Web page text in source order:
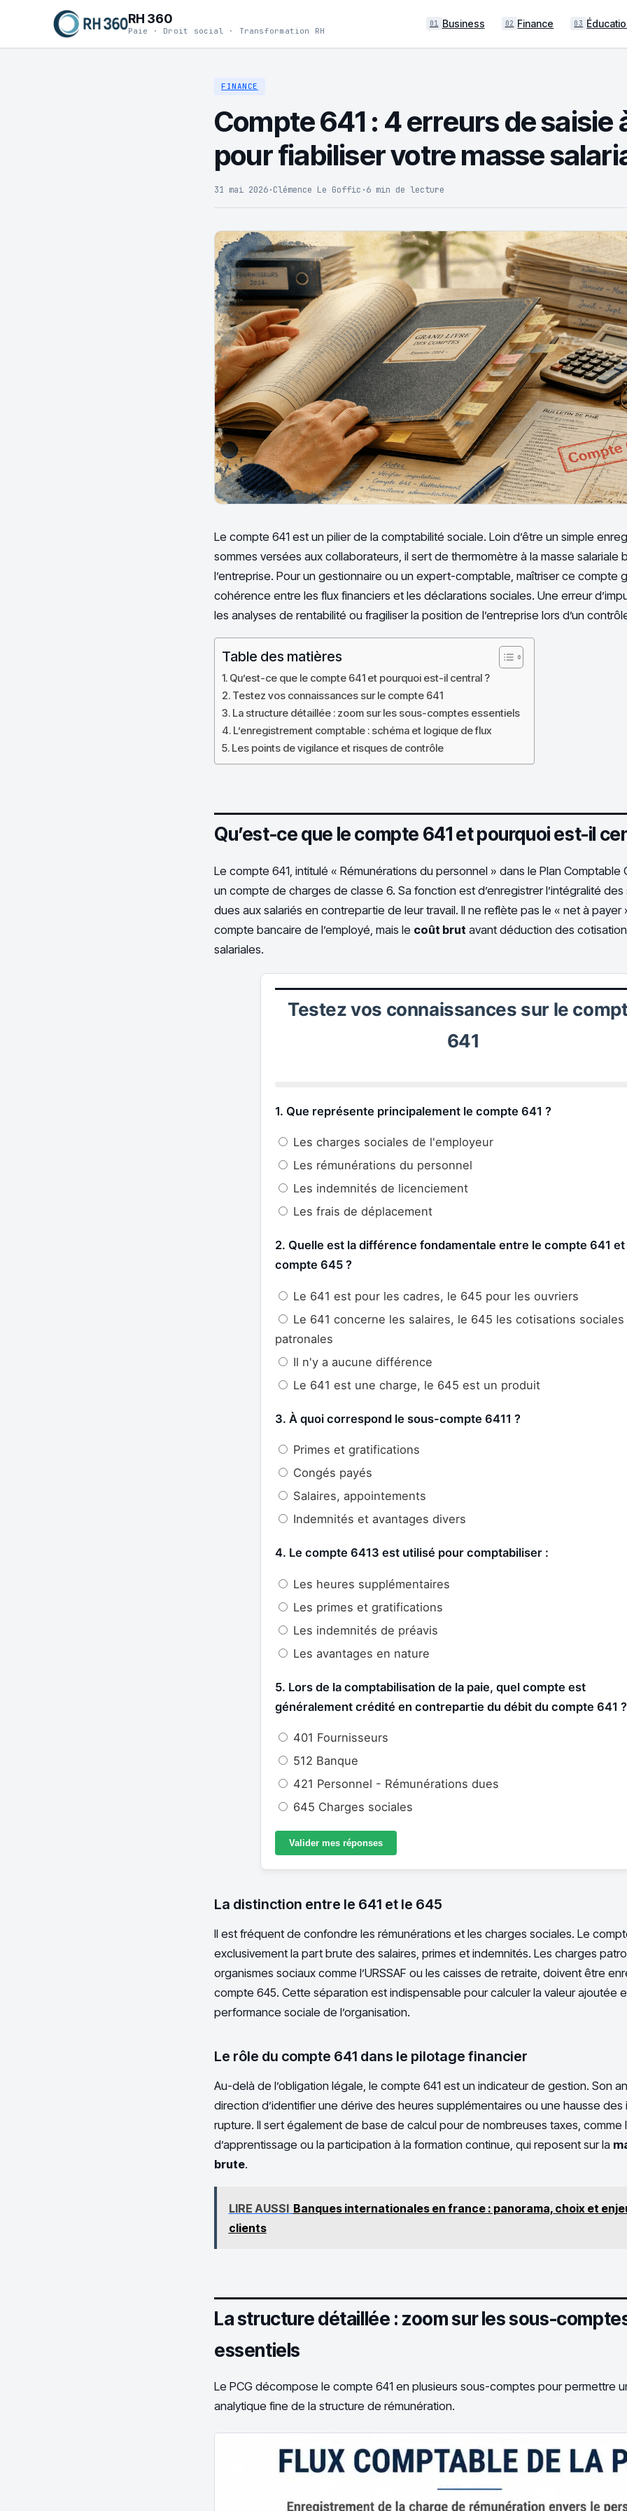
RH 360
Paie · Droit social · Transformation RH
01 Business 02 Finance 03
FINANCE
Compte 641 : 4 erreurs de saisie
pour fiabiliser votre masse
31 mai 2026·Clémence Le Goffic ·6 min de lecture
Le compte 641 est un pilier de la comptabilité sociale. Loin d’être un simple
sommes versées aux collaborateurs, il sert de thermomètre à la masse salariale
l’entreprise. Pour un gestionnaire ou un expert-comptable, maîtriser ce compte
cohérence entre les flux financiers et les déclarations sociales. Une erreur
les analyses de rentabilité ou fragiliser la position de l’entreprise lors d’un
Table des matières
Qu’est-ce que le compte 641 et pourquoi est-il central ?
Testez vos connaissances sur le compte 641
La structure détaillée : zoom sur les sous-comptes essentiels
L’enregistrement comptable : schéma et logique de flux
Les points de vigilance et risques de contrôle
Qu’est-ce que le compte 641 et pourquoi est-il
Le compte 641, intitulé « Rémunérations du personnel » dans le Plan Comptable
un compte de charges de classe 6. Sa fonction est d’enregistrer l’intégralité
dues aux salariés en contrepartie de leur travail. Il ne reflète pas le « net à payer
compte bancaire de l’employé, mais le coût brut avant déduction des
salariales.
Testez vos connaissances sur le
641
1. Que représente principalement le compte 641 ?
Les charges sociales de l'employeur
Les rémunérations du personnel
Les indemnités de licenciement
Les frais de déplacement
2. Quelle est la différence fondamentale entre le compte 641 et
compte 645 ?
Le 641 est pour les cadres, le 645 pour les ouvriers
Le 641 concerne les salaires, le 645 les cotisations sociales
patronales
Il n'y a aucune différence
Le 641 est une charge, le 645 est un produit
3. À quoi correspond le sous-compte 6411 ?
Primes et gratifications
Congés payés
Salaires, appointements
Indemnités et avantages divers
4. Le compte 6413 est utilisé pour comptabiliser :
Les heures supplémentaires
Les primes et gratifications
Les indemnités de préavis
Les avantages en nature
5. Lors de la comptabilisation de la paie, quel compte est
généralement crédité en contrepartie du débit du compte 641 ?
401 Fournisseurs
512 Banque
421 Personnel - Rémunérations dues
645 Charges sociales
Valider mes réponses
La distinction entre le 641 et le 645
Il est fréquent de confondre les rémunérations et les charges sociales. Le
exclusivement la part brute des salaires, primes et indemnités. Les charges
organismes sociaux comme l’URSSAF ou les caisses de retraite, doivent être
compte 645. Cette séparation est indispensable pour calculer la valeur ajoutée
performance sociale de l’organisation.
Le rôle du compte 641 dans le pilotage financier
Au-delà de l’obligation légale, le compte 641 est un indicateur de gestion. Son
direction d’identifier une dérive des heures supplémentaires ou une hausse des
rupture. Il sert également de base de calcul pour de nombreuses taxes, comme
d’apprentissage ou la participation à la formation continue, qui reposent sur la
brute.
LIRE AUSSI Banques internationales en france : panorama, choix et
clients
La structure détaillée : zoom sur les sous-
essentiels
Le PCG décompose le compte 641 en plusieurs sous-comptes pour permettre
analytique fine de la structure de rémunération.